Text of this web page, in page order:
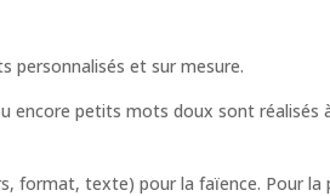
personnalisés et sur mesure.
encore petits mots doux sont réalisés
format, texte) pour la faïence. Pour